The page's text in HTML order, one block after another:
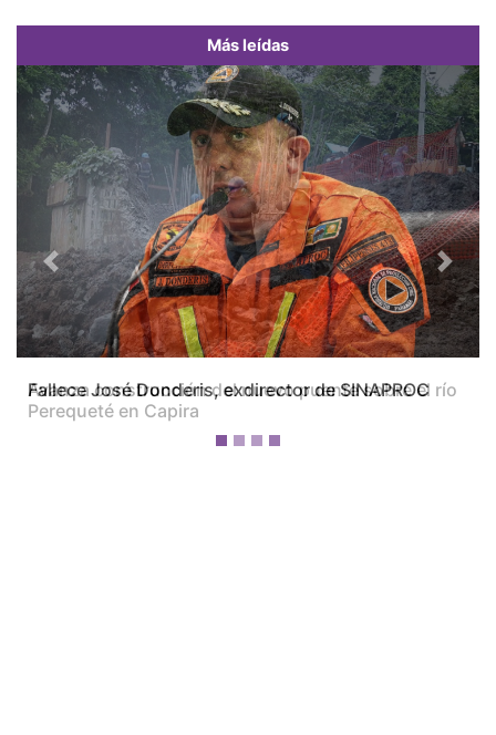
Más leídas
Avanza construcción del nuevo puente sobre el río
Perequeté en Capira
Previous Next